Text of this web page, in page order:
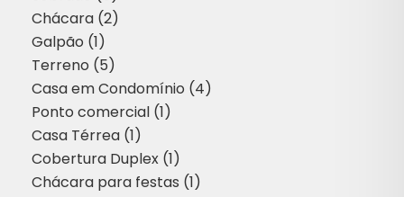
Chácara (2)
Galpão (1)
Terreno (5)
Casa em Condomínio (4)
Ponto comercial (1)
Casa Térrea (1)
Cobertura Duplex (1)
Chácara para festas (1)